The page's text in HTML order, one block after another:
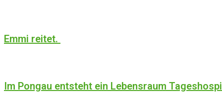
Emmi reitet.
Im Pongau entsteht ein Lebensraum